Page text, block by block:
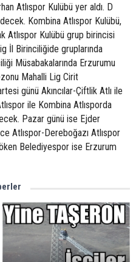
Atlıspor Kulübü yer aldı. D
Kombina Atlıspor Kulübü,
Atlıspor Kulübü grup birincisi
İl Birinciliğide gruplarında
Müsabakalarında Erzurumu
Mahalli Lig Cirit
günü Akıncılar-Çiftlik Atlı ile
ile Kombina Atlısporda
Pazar günü ise Ejder
Atlıspor-Dereboğazı Atlıspor
Belediyespor ise Erzurum